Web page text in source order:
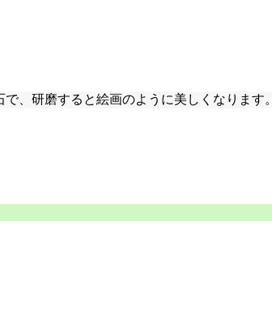
、研磨すると絵画のように美しくなります